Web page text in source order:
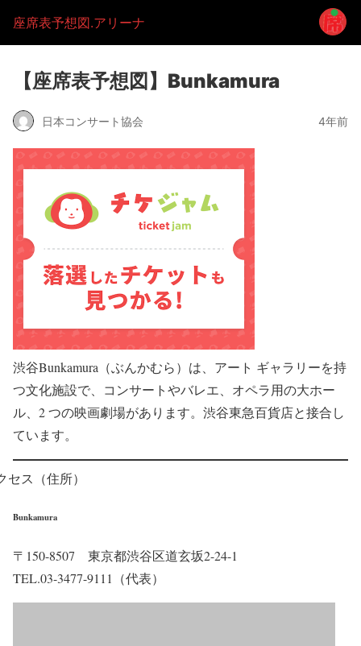
座席表予想図.アリーナ
【座席表予想図】Bunkamura
日本コンサート協会 4年前
渋谷Bunkamura（ぶんかむら）は、アート ギャラリーを持
つ文化施設で、コンサートやバレエ、オペラ用の大ホー
ル、2 つの映画劇場があります。渋谷東急百貨店と接合し
ています。
セス（住所）
Bunkamura
〒150-8507 東京都渋谷区道玄坂2-24-1
TEL.03-3477-9111（代表）